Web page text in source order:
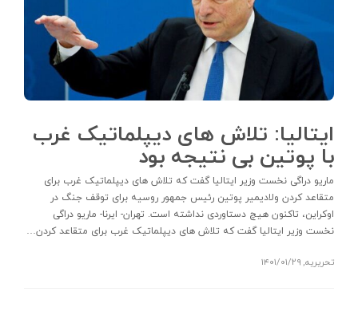
ایتالیا: تلاش های دیپلماتیک غرب
با پوتین بی نتیجه‌ بود
ماریو دراگی نخست وزیر ایتالیا گفت که تلاش های دیپلماتیک غرب برای
متقاعد کردن ولادیمیر پوتین رئیس جمهور روسیه برای توقف جنگ در
اوکراین، تاکنون هیچ دستاوردی نداشته است. تهران- ایرنا- ماریو دراگی
نخست وزیر ایتالیا گفت که تلاش های دیپلماتیک غرب برای متقاعد کردن…
تحریریه, ۱۴۰۱/۰۱/۲۹